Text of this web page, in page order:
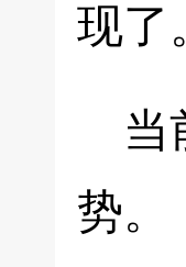
现了
当
势。